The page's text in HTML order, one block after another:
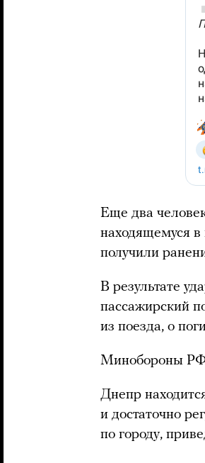
Еще два
находящемуся
получили
В результате
пассажирский
из поезда, о
Минобороны РФ
Днепр
и достаточно
по городу,